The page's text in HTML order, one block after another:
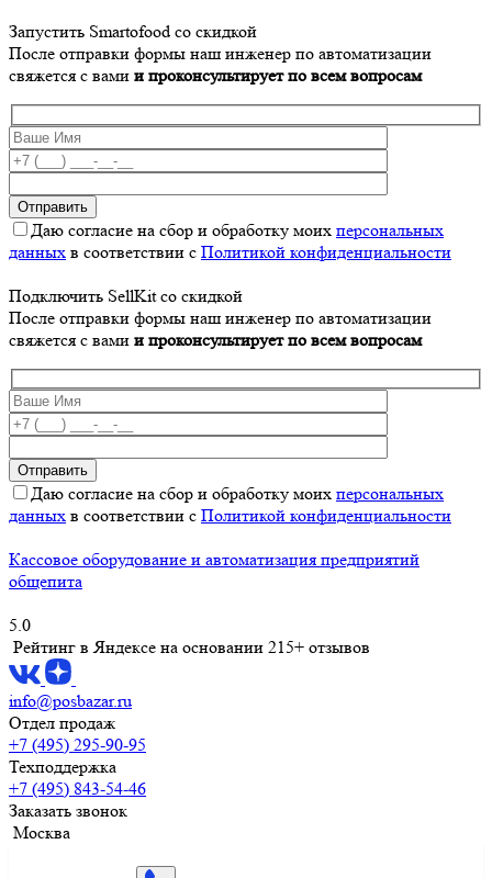
Запустить Smartofood со скидкой
После отправки формы наш инженер по автоматизации
свяжется с вами и проконсультирует по всем вопросам
Даю согласие на сбор и обработку моих персональных
данных в соответствии с Политикой конфиденциальности
Подключить SellKit со скидкой
После отправки формы наш инженер по автоматизации
свяжется с вами и проконсультирует по всем вопросам
Даю согласие на сбор и обработку моих персональных
данных в соответствии с Политикой конфиденциальности
Кассовое оборудование и автоматизация предприятий
общепита
5.0
Рейтинг в Яндексе на основании 215+ отзывов
info@posbazar.ru
Отдел продаж
+7 (495) 295-90-95
Техподдержка
+7 (495) 843-54-46
Заказать звонок
Москва